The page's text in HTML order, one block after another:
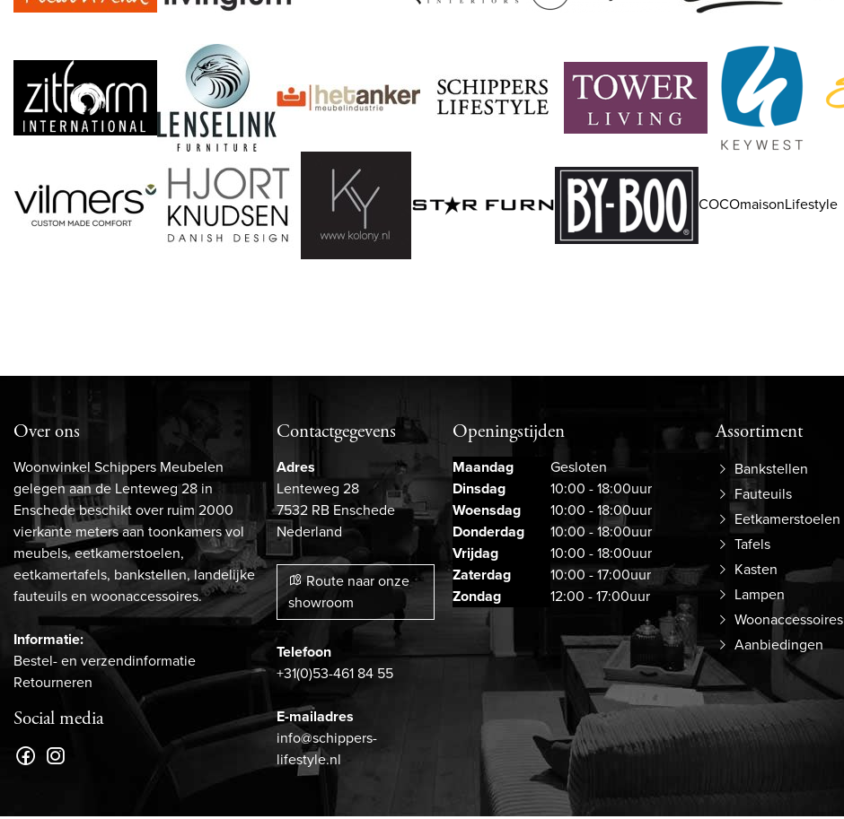
COCOmaisonLifestyle
Over ons
Woonwinkel Schippers Meubelen
gelegen aan de Lenteweg 28 in
Enschede beschikt over ruim 2000
vierkante meters aan toonkamers vol
meubels, eetkamerstoelen,
eetkamertafels, bankstellen, landelijke
fauteuils en woonaccessoires.
Informatie:
Bestel- en verzendinformatie
Retourneren
Social media
Contactgegevens
Adres
Lenteweg 28
7532 RB Enschede
Nederland
Route naar onze
showroom
Telefoon
+31(0)53-461 84 55
E-mailadres
info@schippers-
lifestyle.nl
Openingstijden
Maandag
Gesloten
Dinsdag
10:00 - 18:00uur
Woensdag
10:00 - 18:00uur
Donderdag
10:00 - 18:00uur
Vrijdag
10:00 - 18:00uur
Zaterdag
10:00 - 17:00uur
Zondag
12:00 - 17:00uur
Assortiment
Bankstellen
Fauteuils
Eetkamerstoelen
Tafels
Kasten
Lampen
Woonaccessoires
Aanbiedingen